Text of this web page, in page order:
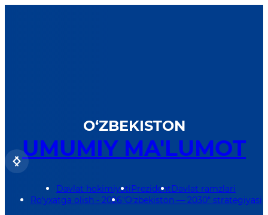
O‘ZBEKISTON
UMUMIY MA'LUMOT
Davlat hokimiyatiPrezidentDavlat ramzlari
Ro‘yxatga olish - 2026"O‘zbekiston — 2030" strategiyasi